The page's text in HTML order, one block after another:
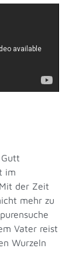
im
der Zeit
mehr zu
Vater reist
Wurzeln